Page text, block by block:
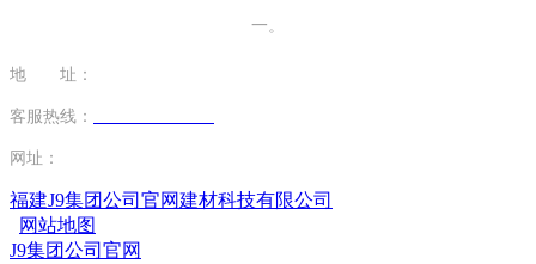
一。
地 址：
客服热线：
网址：
福建J9集团公司官网建材科技有限公司
网站地图
J9集团公司官网